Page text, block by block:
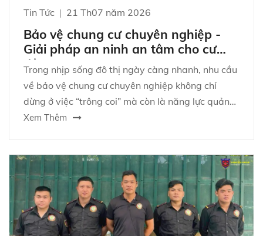
Tin Tức 21 Th07 năm 2026
Bảo vệ chung cư chuyên nghiệp -
Giải pháp an ninh an tâm cho cư
dân
Trong nhịp sống đô thị ngày càng nhanh, nhu cầu
về bảo vệ chung cư chuyên nghiệp không chỉ
dừng ở việc “trông coi” mà còn là năng lực quản
trị rủi ro, xử lý tình huống và phối hợp đa bên để
Xem Thêm